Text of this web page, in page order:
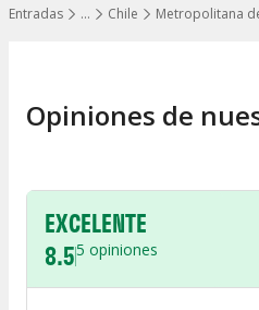
…
Mostrar todos los niveles
Entradas Chile Metropolitana
Opiniones de
EXCELENTE
8.55 opiniones